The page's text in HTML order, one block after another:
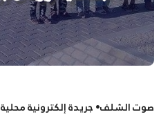
صوت الشلف• جريدة إلكترونية محلية